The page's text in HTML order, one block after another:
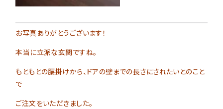
お写真ありがとうございます！
本当に立派な玄関ですね。
もともとの腰掛けから、ドアの壁までの長さにされたいとのこと
で
ご注文をいただきました。